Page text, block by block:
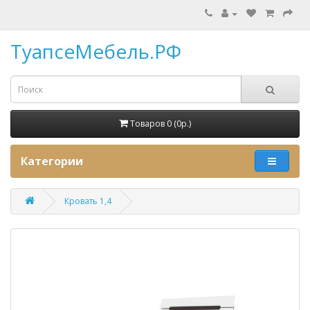
ТуапсеМебель.РФ
Товаров 0 (0p.)
Категории
Кровать 1,4